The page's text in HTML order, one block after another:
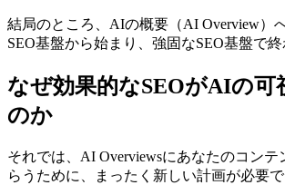
結局のところ、AIの概要（AI Overview）
SEO基盤から始まり、強固なSEO基盤で終
なぜ効果的なSEOがAIの可
のか
それでは、AI Overviewsにあなたのコンテ
らうために、まったく新しい計画が必要